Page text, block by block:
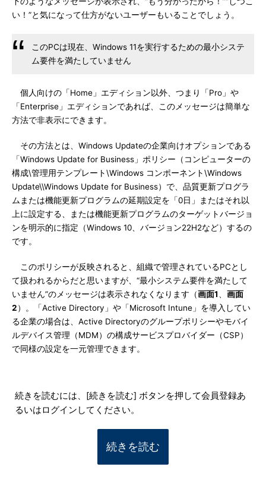
い！”と気になって仕方がないユーザーもいることでしょう。
このPCは現在、Windows 11を実行するための最小システ
ム要件を満たしていません
個人向けの「Home」エディション以外、つまり「Pro」や
「Enterprise」エディションであれば、このメッセージは簡単な
方法で非表示にできます。
その方法とは、Windows Updateの企業向けオプションである
「Windows Update for Business」ポリシー（コンピューターの
構成\管理用テンプレート\Windows コンポーネント\Windows
Update\\Windows Update for Business）で、品質更新プログラ
ムまたは機能更新プログラムの延期設定を「0日」またはそれ以
上に設定する、または機能更新プログラムのターゲットバージョ
ンを明示的に指定（Windows 10、バージョン22H2など）するの
です。
このポリシーが反映されると、組織で管理されているPCとし
て扱われるからだと思いますが、“最小システム要件を満たして
いません”のメッセージは表示されなくなります（画面1
画面
2）。「Active Directory」や「Microsoft Intune」を導入してい
る企業の場合は、Active Directoryのグループポリシーやモバイ
ルデバイス管理（MDM）の構成サービスプロバイダー（CSP）
で同様の設定を一元管理できます。
続きを読むには、[続きを読む] ボタンを押して会員登録あ
るいはログインしてください。
続きを読む